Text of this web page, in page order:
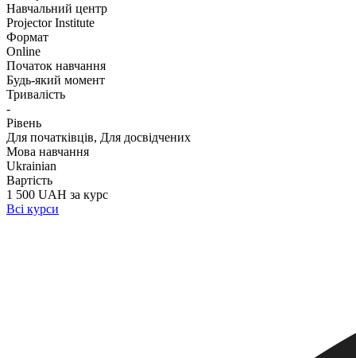
Навчальний центр
Projector Institute
Формат
Online
Початок навчання
Будь-який момент
Тривалість
-
Рівень
Для початківців, Для досвідчених
Мова навчання
Ukrainian
Вартість
1 500 UAH за курс
Всі курси